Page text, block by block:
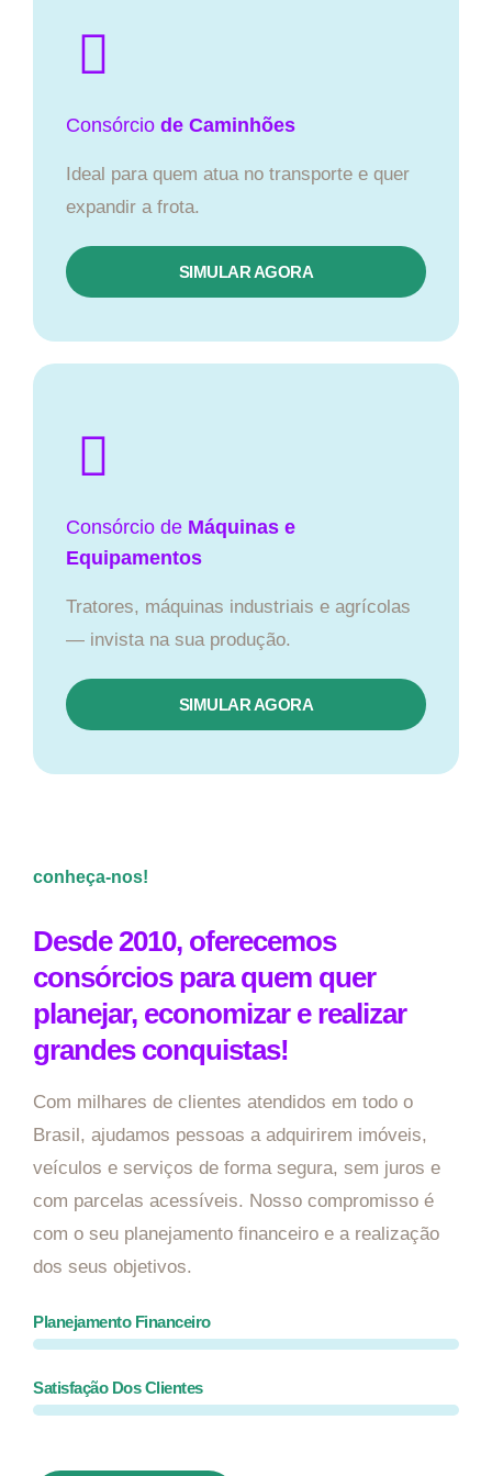
Consórcio de Caminhões
Ideal para quem atua no transporte e quer
expandir a frota.
SIMULAR AGORA
Consórcio de Máquinas e
Equipamentos
Tratores, máquinas industriais e agrícolas
— invista na sua produção.
SIMULAR AGORA
conheça-nos!
Desde 2010, oferecemos
consórcios para quem quer
planejar, economizar e realizar
grandes conquistas!
Com milhares de clientes atendidos em todo o
Brasil, ajudamos pessoas a adquirirem imóveis,
veículos e serviços de forma segura, sem juros e
com parcelas acessíveis. Nosso compromisso é
com o seu planejamento financeiro e a realização
dos seus objetivos.
Planejamento Financeiro
Satisfação Dos Clientes